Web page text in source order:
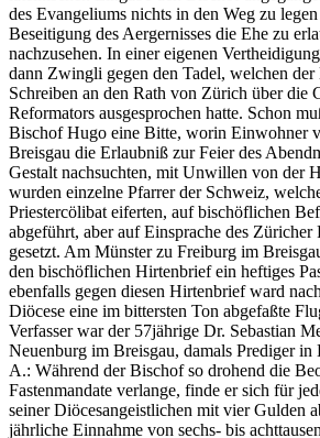
des Evangeliums nichts in den Weg zu
Beseitigung des Aergernisses die Ehe zu
nachzusehen. In einer eigenen
dann Zwingli gegen den Tadel, welchen
Schreiben an den Rath von Zürich über die
Reformators ausgesprochen hatte. Schon
Bischof Hugo eine Bitte, worin Einwohner
Breisgau die Erlaubniß zur Feier des
Gestalt nachsuchten, mit Unwillen von der
wurden einzelne Pfarrer der Schweiz,
Priestercölibat eiferten, auf bischöflichen
abgeführt, aber auf Einsprache des
gesetzt. Am Münster zu Freiburg im
den bischöflichen Hirtenbrief ein heftiges
ebenfalls gegen diesen Hirtenbrief ward
Diöcese eine im bittersten Ton abgefaßte
Verfasser war der 57jährige Dr. Sebastian
Neuenburg im Breisgau, damals Prediger in
A.: Während der Bischof so drohend die
Fastenmandate verlange, finde er sich für
seiner Diöcesangeistlichen mit vier Gulden
jährliche Einnahme von sechs- bis